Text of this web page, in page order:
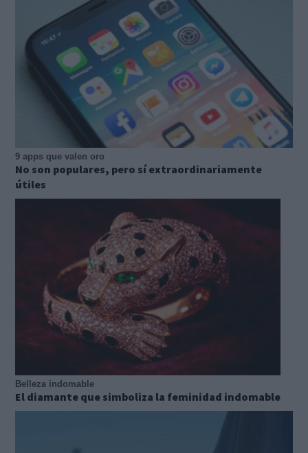
9 apps que valen oro
No son populares, pero sí extraordinariamente
útiles
Belleza indomable
El diamante que simboliza la feminidad indomable